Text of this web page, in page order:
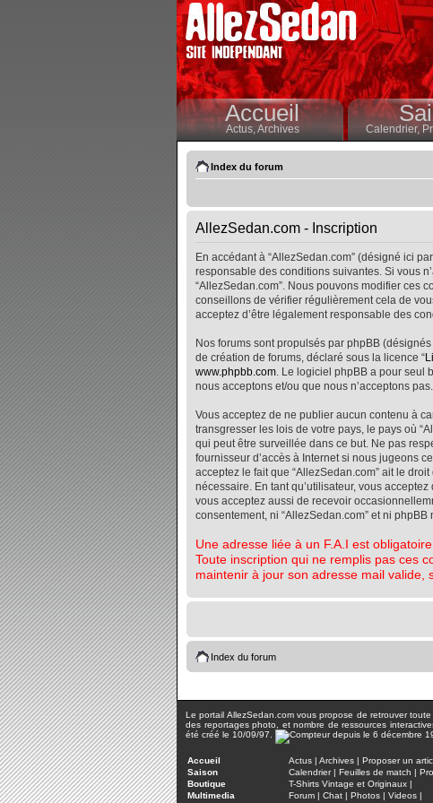
Accueil
Actus,Archives Calendrier,
Index du forum
AllezSedan.com - Inscription
En accédant à “AllezSedan.com” (désigné ici
responsable des conditions suivantes. Si vous
“AllezSedan.com”. Nous pouvons modifier ces
conseillons de vérifier régulièrement cela de
acceptez d’être légalement responsable des
Nos forums sont propulsés par phpBB (désignés
de création de forums, déclaré sous la licence “
www.phpbb.com. Le logiciel phpBB a pour seul
nous acceptons et/ou que nous n’acceptons
Vous acceptez de ne publier aucun contenu à
transgresser les lois de votre pays, le pays où
qui peut être surveillée dans ce but. Ne pas
fournisseur d’accès à Internet si nous jugeons
acceptez le fait que “AllezSedan.com” ait le
nécessaire. En tant qu’utilisateur, vous
vous acceptez aussi de recevoir
consentement, ni “AllezSedan.com” et ni
Une adresse liée à un F.A.I est
Toute inscription qui ne remplis pas ces
maintenir à jour son adresse mail valide,
Index du forum
Le portail AllezSedan.com vous propose de retrouver
des reportages photo, et nombre de ressources
été créé le 10/09/97.
Accueil Actus | Archives | Proposer un
Saison
Calendrier| Feuilles de match |
Boutique
T-Shirts Vintage et Originaux |
Multimedia
Forum | Chat | Photos | Videos |